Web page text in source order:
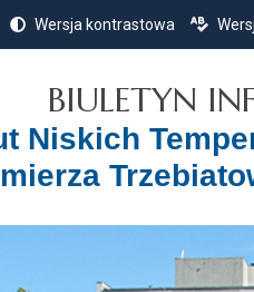
Wersja kontrastowa
BIULETYN
Niskich